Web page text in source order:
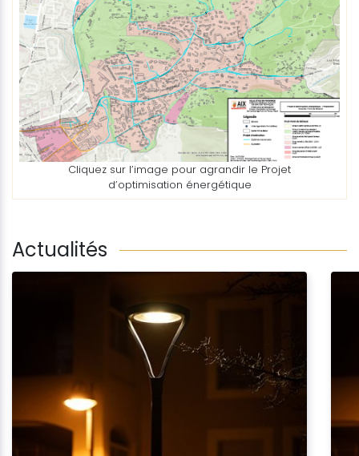
Cliquez sur l’image pour agrandir le Projet
d’optimisation énergétique
Actualités